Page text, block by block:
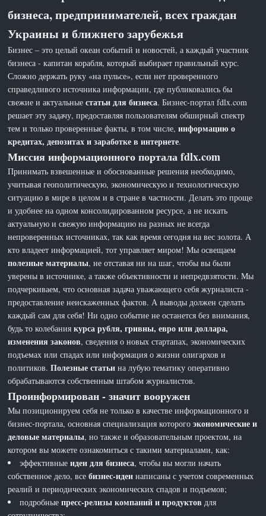
бизнеса, предпринимателей, всех граждан
Украины и ближнего зарубежья
Бизнес – это целый океан событий и новостей, а каждый участник
бизнеса - капитан корабля, который выбирает правильный курс.
Сложно держать руку «на пульсе», если нет проверенного
справедливого источника информации, где публиковались бы
свежие и актуальныестатьи для бизнеса. Бизнес-портал fdlx.com
решает эту задачу, предоставляя пользователям обширный спектр
тем и только проверенные факты, в том числе,информацию о
кредитах, депозитах и заработке в интернете.
Миссия информационного портала fdlx.com
Принимать взвешенные и обоснованные решения необходимо,
учитывая геополитическую, экономическую и технологическую
ситуацию в мире в целом и в стране в частности. Делать это проще
и удобнее на одном консолидированном ресурсе, а не искать
актуальную и свежую информацию на разных не всегда
непроверенных источниках, так как время сегодня на вес золота. А
кто владеет информацией, тот управляет миром! Мы освещаем
полезные материалы, не отставая ни на шаг, чтобы вы были
уверены в источнике, а также объективности и непредвзятости. Мы
подчеркиваем, что основная задача уважающего себя журналиста -
предоставление неискаженных фактов. А выводы должен сделать
каждый сам для себя! Ни одно событие не останется без внимания,
будь то колебаниякурса рубля, гривны, евро или доллара,
изменения законов, сведения о новых стартапах, экономических
подъемах или спадах или информация о жизни олигархов и
политиков.Полезные статьи на лубую тематику оперативно
обрабатываются собственным штабом журналистов.
Проинформирован - значит вооружен
Мы позиционируем себя не только в качестве информационного и
бизнес-портала, основная специализация которогоэкономические и
деловые материалы, но также и образовательным проектом, на
котором вы можете ознакомиться с такими материалами, как:
эффективныеидеи для бизнеса, чтобы вы могли начать
собственное дело, всебизнес-идеи написаны с учетом современных
реалий и периодических экономических спадов и подъемов;
подробныепресс-релизы компаний и продуктов для